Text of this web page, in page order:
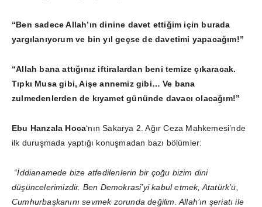
“Ben sadece Allah’ın dinine davet ettiğim için burada
yargılanıyorum ve bin yıl geçse de davetimi yapacağım!”
“Allah bana attığınız iftiralardan beni temize çıkaracak.
Tıpkı Musa gibi, Aişe annemiz gibi… Ve bana
zulmedenlerden de kıyamet gününde davacı olacağım!”
Ebu Hanzala Hoca‘nın Sakarya 2. Ağır Ceza Mahkemesi’nde
ilk duruşmada yaptığı konuşmadan bazı bölümler:
“İddianamede bize atfedilenlerin bir çoğu bizim dini
düşüncelerimizdir. Ben Demokrasi’yi kabul etmek, Atatürk’ü,
Cumhurbaşkanını sevmek zorunda değilim. Allah’ın şeriatı ile